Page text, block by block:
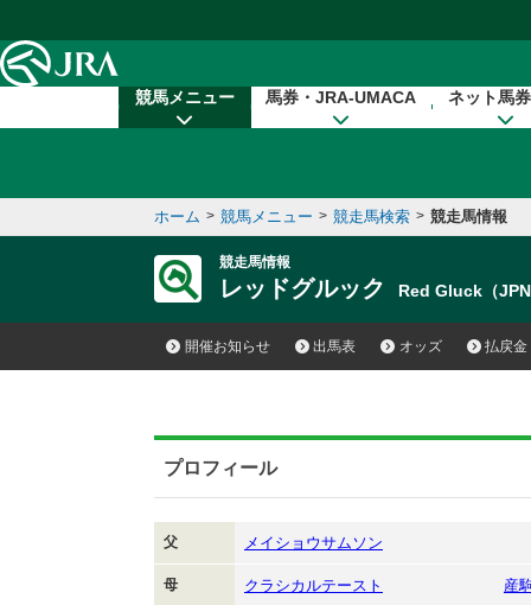
競馬メニュー 馬券・JRA-UMACA ネット馬
ホーム > 競馬メニュー > 競走馬検索 > 競走馬情報
競走馬情報
レッドグルック Red Gluck（
開催お知らせ 出馬表 オッズ 払戻金
プロフィール
父 メイショウサムソン
母 クラシカルテースト 産